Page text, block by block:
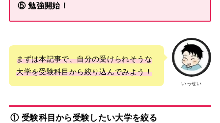
⑤ 勉強開始！
いっせい
まずは本記事で、自分の受けられそうな
大学を受験科目から絞り込んでみよう！
① 受験科目から受験したい大学を絞る